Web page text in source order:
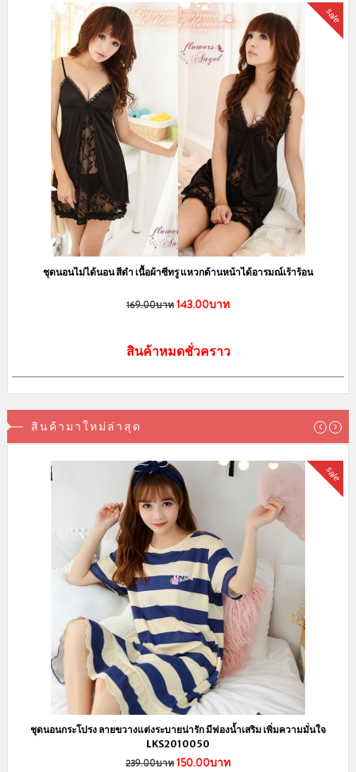
sale
ชุดนอนไม่ได้นอน สีดำ เนื้อผ้าซีทรู แหวกด้านหน้าได้อารมณ์เร้าร้อน
169.00บาท143.00บาท
สินค้าหมดชั่วคราว
สินค้ามาใหม่ล่าสุด
sale
ชุดนอนกระโปรง ลายขวางแต่งระบายน่ารัก มีฟองน้ำเสริม เพิ่มความมั่นใจ
LKS2010050
239.00บาท150.00บาท